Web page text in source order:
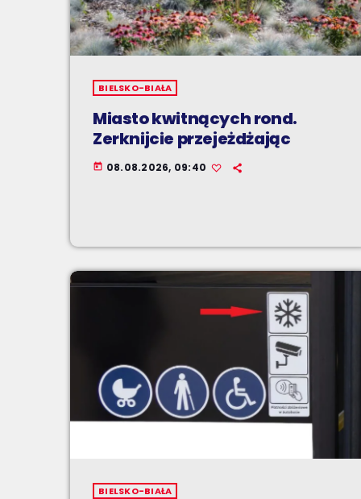
BIELSKO-BIAŁA
Miasto kwitnących rond.
Zerknijcie przejeżdżając
today 08.08.2026, 09:40
BIELSKO-BIAŁA